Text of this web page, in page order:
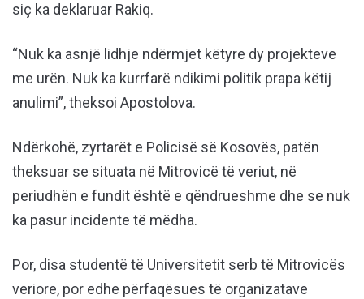
siç ka deklaruar Rakiq.
“Nuk ka asnjë lidhje ndërmjet këtyre dy projekteve
me urën. Nuk ka kurrfarë ndikimi politik prapa këtij
anulimi”, theksoi Apostolova.
Ndërkohë, zyrtarët e Policisë së Kosovës, patën
theksuar se situata në Mitrovicë të veriut, në
periudhën e fundit është e qëndrueshme dhe se nuk
ka pasur incidente të mëdha.
Por, disa studentë të Universitetit serb të Mitrovicës
veriore, por edhe përfaqësues të organizatave